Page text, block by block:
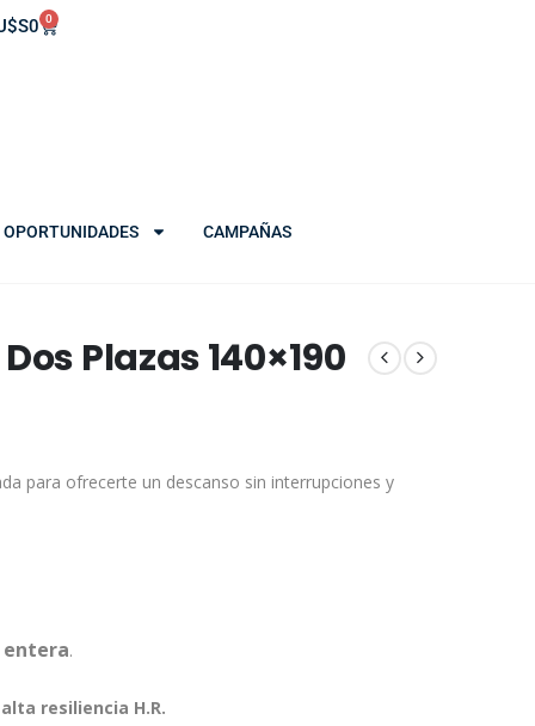
0 0
OPORTUNIDADES CAMPAÑAS
Plazas 140×190
para ofrecerte un descanso sin interrupciones y
entera.
resiliencia H.R.